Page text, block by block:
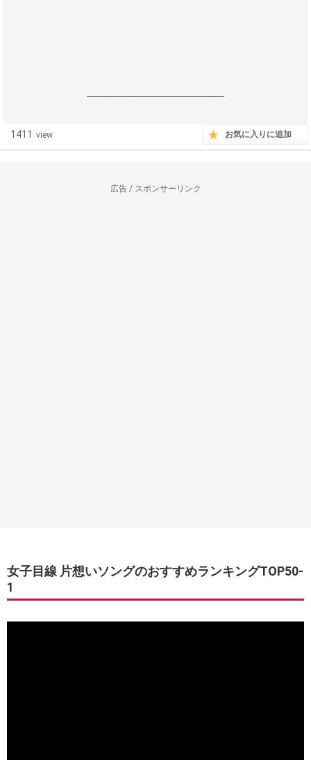
------------------------------------------------------------------
1411 view お気に入りに追加
広告 / スポンサーリンク
女子目線 片想いソングのおすすめランキングTOP50-
1